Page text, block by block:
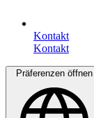
Kontakt
Präferenzen öffnen